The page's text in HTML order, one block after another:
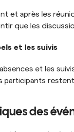
et après les
que les
et les suivis
et les
participants
des